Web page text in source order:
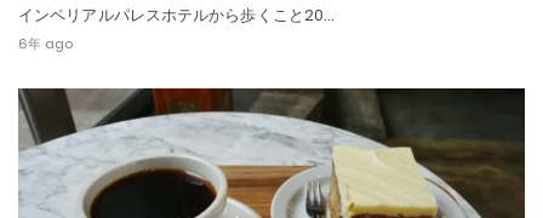
インペリアルパレスホテルから歩くこと20…
6年 ago